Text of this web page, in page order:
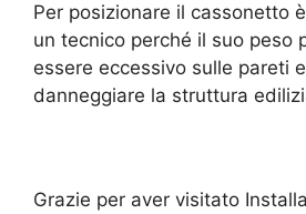
Per posizionare il cassonetto
un tecnico perché il suo peso
essere eccessivo sulle pareti
danneggiare la struttura
Grazie per aver visitato